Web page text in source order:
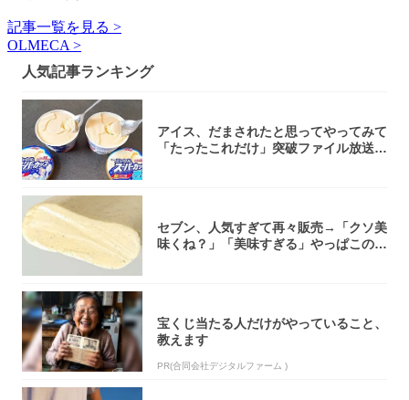
記事一覧を見る >
OLMECA >
人気記事ランキング
アイス、だまされたと思ってやってみて
「たったこれだけ」突破ファイル放送で
セブン、人気すぎて再々販売→「クソ美
味くね？」「美味すぎる」やっぱこのク
宝くじ当たる人だけがやっていること、
教えます
PR(合同会社デジタルファーム )